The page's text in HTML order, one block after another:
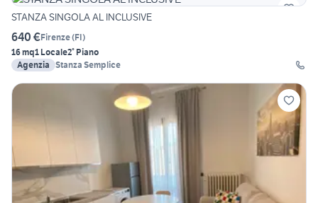
STANZA SINGOLA AL INCLUSIVE
640 €Firenze(FI)
16 mq1 Locale2° Piano
Agenzia Stanza Semplice